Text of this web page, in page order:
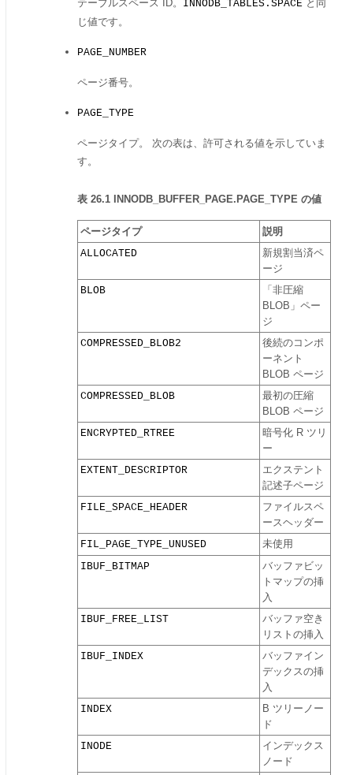
テーブルスペース ID。 INNODB_TABLES.SPACE と同
じ値です。
PAGE_NUMBER
ページ番号。
PAGE_TYPE
ページタイプ。 次の表は、許可される値を示していま
す。
表 26.1 INNODB_BUFFER_PAGE.PAGE_TYPE の値
ページタイプ
説明
ALLOCATED
新規割当済ペ
ージ
BLOB
「非圧縮
BLOB」ペー
ジ
COMPRESSED_BLOB2
後続のコンポ
ーネント
BLOB ページ
COMPRESSED_BLOB
最初の圧縮
BLOB ページ
ENCRYPTED_RTREE
暗号化 R ツリ
ー
EXTENT_DESCRIPTOR
エクステント
記述子ページ
FILE_SPACE_HEADER
ファイルスペ
ースヘッダー
FIL_PAGE_TYPE_UNUSED 未使用
IBUF_BITMAP
バッファビッ
トマップの挿
入
IBUF_FREE_LIST
バッファ空き
リストの挿入
IBUF_INDEX
バッファイン
デックスの挿
入
INDEX
B ツリーノー
ド
INODE
インデックス
ノード